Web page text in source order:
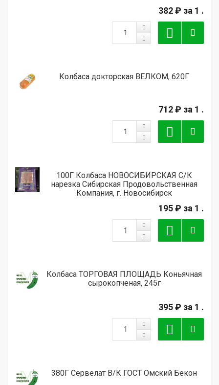
382 ₽ за 1 .
Колбаса докторская ВЕЛКОМ, 620Г
712 ₽ за 1 .
100Г Колбаса НОВОСИБИРСКАЯ С/К
нарезка Сибирская Продовольственная
Компания, г. Новосибирск
195 ₽ за 1 .
Колбаса ТОРГОВАЯ ПЛОЩАДЬ Коньячная
сырокопченая, 245г
395 ₽ за 1 .
380Г Сервелат В/К ГОСТ Омский Бекон